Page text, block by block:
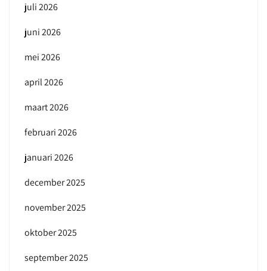
juli 2026
juni 2026
mei 2026
april 2026
maart 2026
februari 2026
januari 2026
december 2025
november 2025
oktober 2025
september 2025